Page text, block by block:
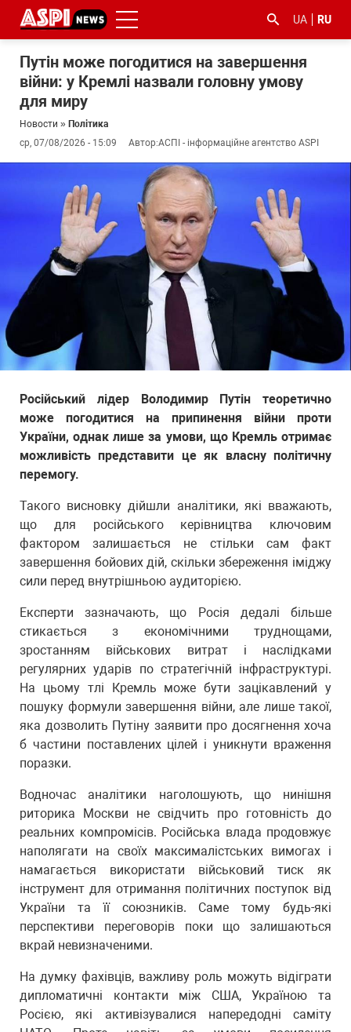
UA RU
Путін може погодитися на завершення
війни: у Кремлі назвали головну умову
для миру
Новости » Політика
ср, 07/08/2026 - 15:09
Автор:АСПІ - інформаційне агентство ASPI
Російський лідер Володимир Путін теоретично
може погодитися на припинення війни проти
України, однак лише за умови, що Кремль отримає
можливість представити це як власну політичну
перемогу.
Такого висновку дійшли аналітики, які вважають,
що для російського керівництва ключовим
фактором залишається не стільки сам факт
завершення бойових дій, скільки збереження іміджу
сили перед внутрішньою аудиторією.
Експерти зазначають, що Росія дедалі більше
стикається з економічними труднощами,
зростанням військових витрат і наслідками
регулярних ударів по стратегічній інфраструктурі.
На цьому тлі Кремль може бути зацікавлений у
пошуку формули завершення війни, але лише такої,
яка дозволить Путіну заявити про досягнення хоча
б частини поставлених цілей і уникнути враження
поразки.
Водночас аналітики наголошують, що нинішня
риторика Москви не свідчить про готовність до
реальних компромісів. Російська влада продовжує
наполягати на своїх максималістських вимогах і
намагається використати військовий тиск як
інструмент для отримання політичних поступок від
України та її союзників. Саме тому будь-які
перспективи переговорів поки що залишаються
вкрай невизначеними.
На думку фахівців, важливу роль можуть відіграти
дипломатичні контакти між США, Україною та
Росією, які активізувалися напередодні саміту
корупцією
#гфс #Киев